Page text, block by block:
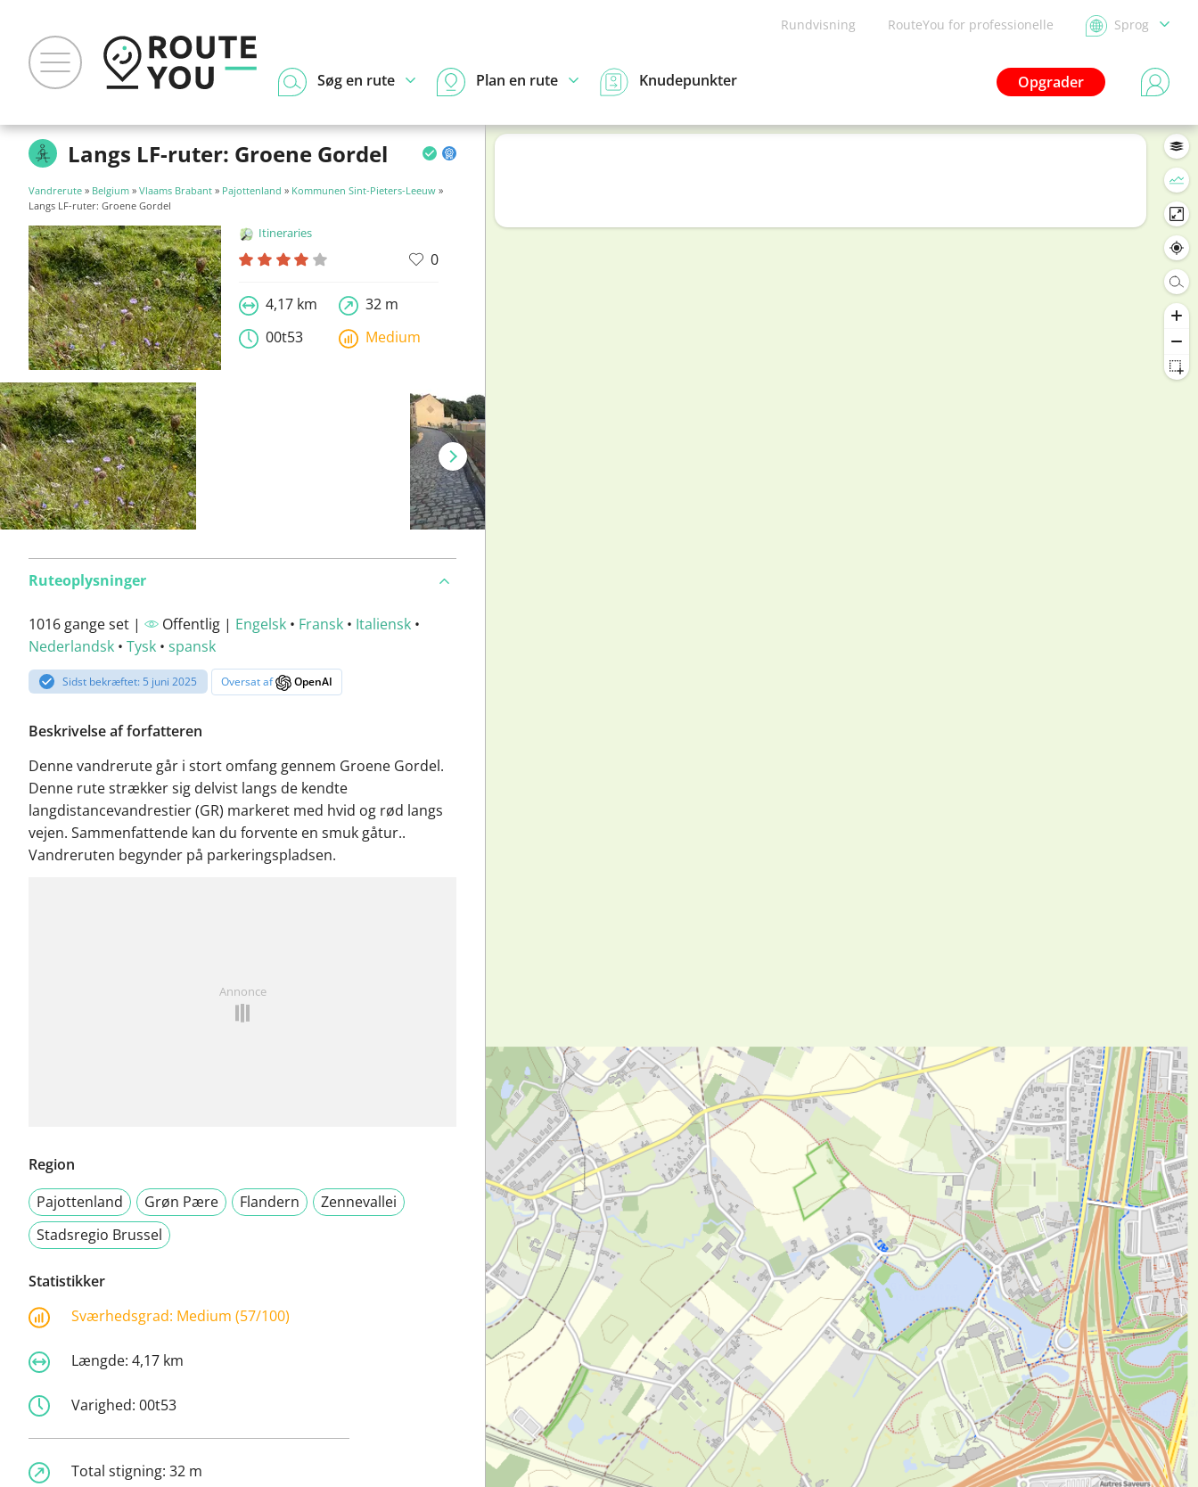
Rundvisning RouteYou for professionelle Sprog
Opgrader
Søg en rute Plan en rute Knudepunkter
Langs LF-ruter: Groene Gordel
Vandrerute » Belgium » Vlaams Brabant » Pajottenland » Kommunen Sint-Pieters-Leeuw »
Langs LF-ruter: Groene Gordel
Itineraries
0
4,17 km
32 m
00t53
Medium
Ruteoplysninger
1016 gange set | Offentlig | Engelsk • Fransk • Italiensk •
Nederlandsk • Tysk • spansk
Sidst bekræftet: 5 juni 2025 Oversat af OpenAI
Beskrivelse af forfatteren
Denne vandrerute går i stort omfang gennem Groene Gordel.
Denne rute strækker sig delvist langs de kendte
langdistancevandrestier (GR) markeret med hvid og rød langs
vejen. Sammenfattende kan du forvente en smuk gåtur..
Vandreruten begynder på parkeringspladsen.
Annonce
Region
Pajottenland
Grøn Pære Flandern
Zennevallei
Stadsregio Brussel
Statistikker
Sværhedsgrad: Medium (57/100)
Længde: 4,17 km
Varighed: 00t53
Total stigning: 32 m